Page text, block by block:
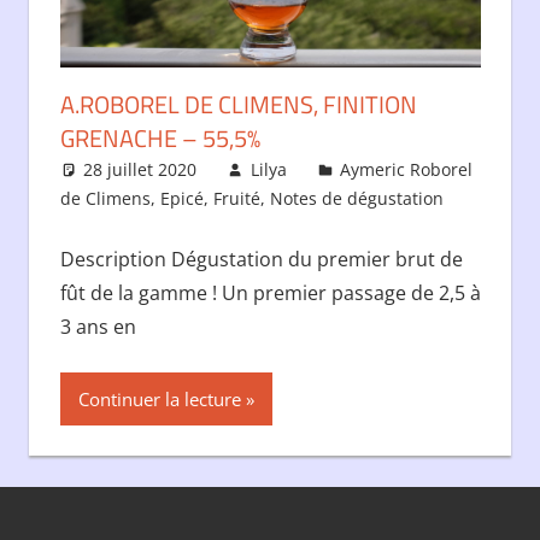
A.ROBOREL DE CLIMENS, FINITION
GRENACHE – 55,5%
28 juillet 2020 Lilya
Aymeric Roborel
de Climens, Epicé, Fruité, Notes de dégustation
Description Dégustation du premier brut de
fût de la gamme ! Un premier passage de 2,5 à
3 ans en
Continuer la lecture